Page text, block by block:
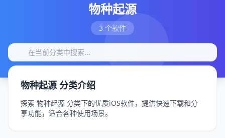
物种起源
3 个软件
物种起源 分类介绍
探索 物种起源 分类下的优质iOS软件，提供快速下载和分
享功能，适合各种使用场景。